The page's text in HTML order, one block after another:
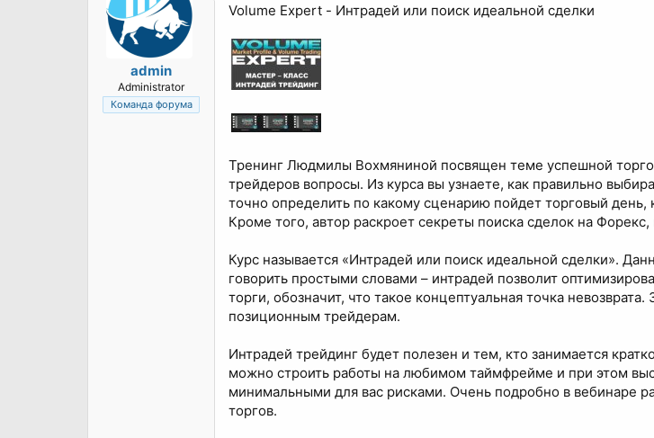
admin
Administrator
Команда форума
Volume Expert - Интрадей или поиск идеальной сделки
Тренинг Людмилы Вохмяниной посвящен теме успешной
трейдеров вопросы. Из курса вы узнаете, как правильно
точно определить по какому сценарию пойдет торговый
Кроме того, автор раскроет секреты поиска сделок на
Курс называется «Интрадей или поиск идеальной сделки».
говорить простыми словами – интрадей позволит
торги, обозначит, что такое концептуальная точка
позиционным трейдерам.
Интрадей трейдинг будет полезен и тем, кто занимается
можно строить работы на любимом таймфрейме и при этом
минимальными для вас рисками. Очень подробно в вебинаре
торгов.